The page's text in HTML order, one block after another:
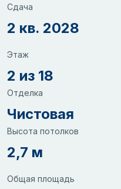
Сдача
2 кв. 2028
Этаж
2 из 18
Отделка
Чистовая
Высота потолков
2,7 м
Общая площадь